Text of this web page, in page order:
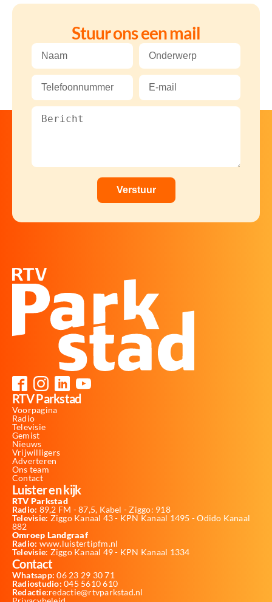
Stuur ons een mail
RTV Parkstad
Voorpagina
Radio
Televisie
Gemist
Nieuws
Vrijwilligers
Adverteren
Ons team
Contact
Luister en kijk
RTV Parkstad
Radio: 89,2 FM - 87,5, Kabel - Ziggo: 918
Televisie: Ziggo Kanaal 43 - KPN Kanaal 1495 - Odido Kanaal
882
Omroep Landgraaf
Radio: www.luistertipfm.nl
Televisie: Ziggo Kanaal 49 - KPN Kanaal 1334
Contact
Whatsapp: 06 23 29 30 71
Radiostudio: 045 5610 610
Redactie:redactie@rtvparkstad.nl